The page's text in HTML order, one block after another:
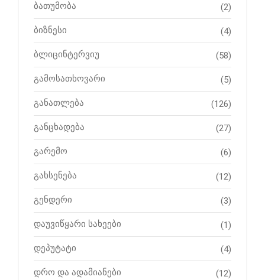
ბათუმობა (2)
ბიზნესი (4)
ბლიცინტერვიუ (58)
გამოსათხოვარი (5)
განათლება (126)
განცხადება (27)
გარემო (6)
გახსენება (12)
გენდერი (3)
დაუვიწყარი სახეები (1)
დეპუტატი (4)
დრო და ადამიანები (12)